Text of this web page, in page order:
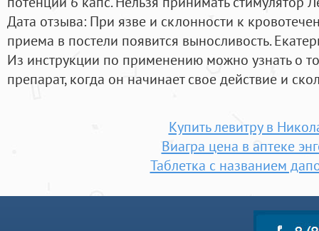
Дата отзыва: При язве и склонности к
приема в постели появится выносливость.
Из инструкции по применению можно узнать о
препарат, когда он начинает свое действие и
Купить левитру в
Виагра цена в аптеке
Таблетка с названием